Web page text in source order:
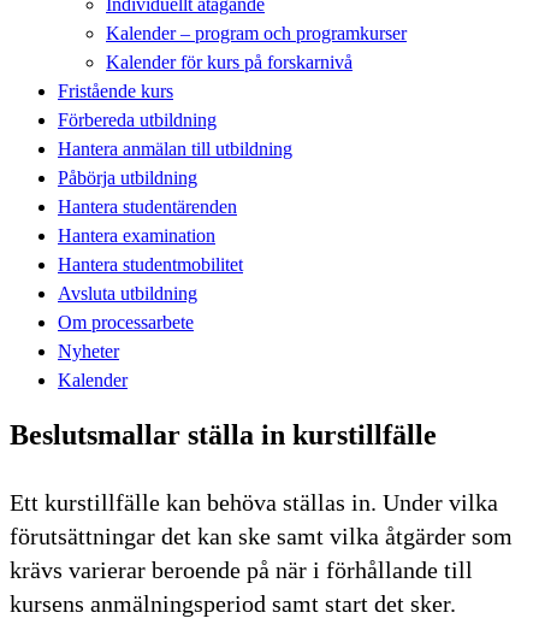
Kalender – program och programkurser
Kalender för kurs på forskarnivå
Fristående kurs
Förbereda utbildning
Hantera anmälan till utbildning
Påbörja utbildning
Hantera studentärenden
Hantera examination
Hantera studentmobilitet
Avsluta utbildning
Om processarbete
Nyheter
Kalender
Beslutsmallar ställa in kurstillfälle
Ett kurstillfälle kan behöva ställas in. Under vilka
förutsättningar det kan ske samt vilka åtgärder som
krävs varierar beroende på när i förhållande till
kursens anmälningsperiod samt start det sker.